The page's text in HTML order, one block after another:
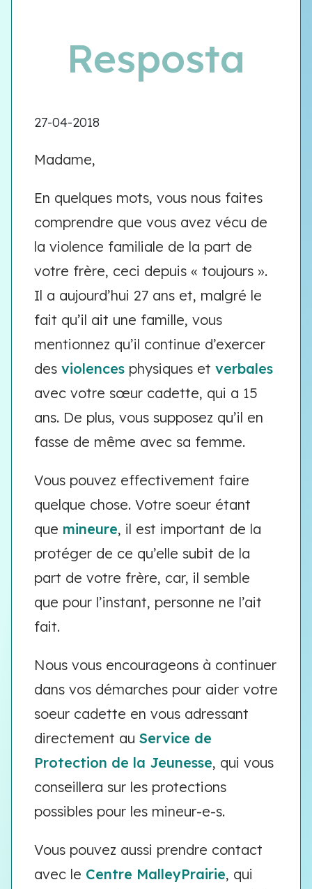
Resposta
27-04-2018
Madame,
En quelques mots, vous nous faites
comprendre que vous avez vécu de
la violence familiale de la part de
votre frère, ceci depuis « toujours ».
Il a aujourd’hui 27 ans et, malgré le
fait qu’il ait une famille, vous
mentionnez qu’il continue d’exercer
des violences physiques et verbales
avec votre sœur cadette, qui a 15
ans. De plus, vous supposez qu’il en
fasse de même avec sa femme.
Vous pouvez effectivement faire
quelque chose. Votre soeur étant
que mineure, il est important de la
protéger de ce qu’elle subit de la
part de votre frère, car, il semble
que pour l’instant, personne ne l’ait
fait.
Nous vous encourageons à continuer
dans vos démarches pour aider votre
soeur cadette en vous adressant
directement au Service de
Protection de la Jeunesse, qui vous
conseillera sur les protections
possibles pour les mineur-e-s.
Vous pouvez aussi prendre contact
avec le Centre MalleyPrairie, qui